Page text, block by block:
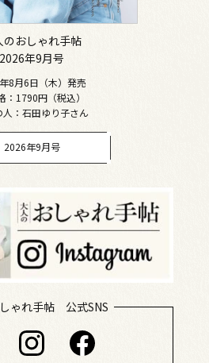
のおしゃれ手帖
2026年9月号
8月6日（木）発売
：1790円（税込）
人：石田ゆり子さん
2026年9月号
ゃれ手帖 公式SNS